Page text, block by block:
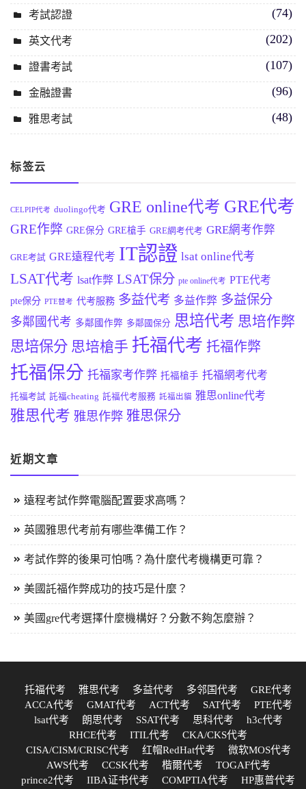
考試認證 (74)
英文代考 (202)
證書考試 (107)
金融證書 (96)
雅思考試 (48)
标签云
CELPIP代考 duolingo代考 GRE online代考 GRE代考
GRE作弊 GRE保分 GRE槍手 GRE網考代考 GRE網考作弊
GRE考試 GRE遠程代考 IT認證 lsat online代考
LSAT代考 lsat作弊 LSAT保分 pte online代考 PTE代考
pte保分 PTE替考 代考服務 多益代考 多益作弊 多益保分
多鄰國代考 多鄰國作弊 多鄰國保分 思培代考 思培作弊
思培保分 思培槍手 托福代考 托福作弊
托福保分 托福家考作弊 托福槍手 托福網考代考
托福考試 託福cheating 託福代考服務 託福出貓 雅思online代考
雅思代考 雅思作弊 雅思保分
近期文章
遠程考試作弊電腦配置要求高嗎？
英國雅思代考前有哪些準備工作？
考試作弊的後果可怕嗎？為什麼代考機構更可靠？
美國託福作弊成功的技巧是什麼？
美國gre代考選擇什麼機構好？分數不夠怎麼辦？
托福代考 雅思代考 多益代考 多邻国代考
GRE代考
ACCA代考
GMAT代考 ACT代考 SAT代考
PTE代考
lsat代考
朗思代考 SSAT代考 思科代考
h3c代考
RHCE代考
ITIL代考
CKA/CKS代考
CISA/CISM/CRISC代考
红帽RedHat代考
微软MOS代考
AWS代考
CCSK代考 楷爾代考
TOGAF代考
prince2代考
IIBA证书代考 COMPTIA代考
HP惠普代考